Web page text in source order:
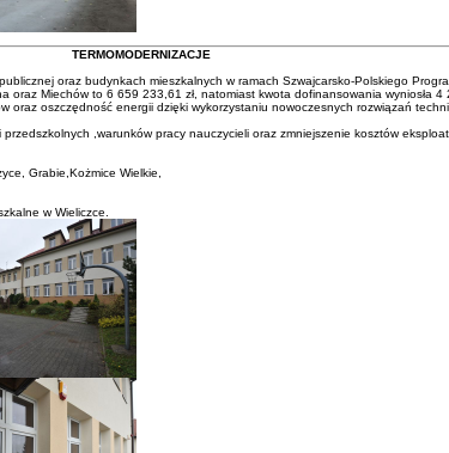
TERMOMODERNIZACJE
oraz budynkach mieszkalnych w ramach Szwajcarsko-Polskiego
Miechów to 6 659 233,61 zł, natomiast kwota dofinansowania wyniosła 4
oszczędność energii dzięki wykorzystaniu nowoczesnych rozwiązań
,warunków pracy nauczycieli oraz zmniejszenie kosztów
Grabie,Kożmice Wielkie,
w Wieliczce.